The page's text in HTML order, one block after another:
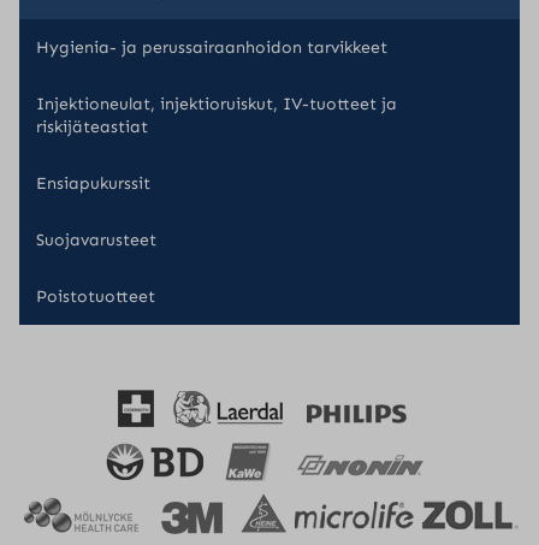
Hygienia- ja perussairaanhoidon tarvikkeet
Injektioneulat, injektioruiskut, IV-tuotteet ja
riskijäteastiat
Ensiapukurssit
Suojavarusteet
Poistotuotteet